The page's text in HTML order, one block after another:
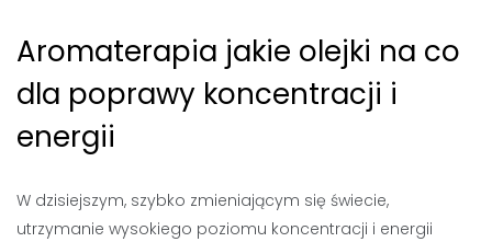
Aromaterapia jakie olejki na co
dla poprawy koncentracji i
energii
W dzisiejszym, szybko zmieniającym się świecie,
utrzymanie wysokiego poziomu koncentracji i energii